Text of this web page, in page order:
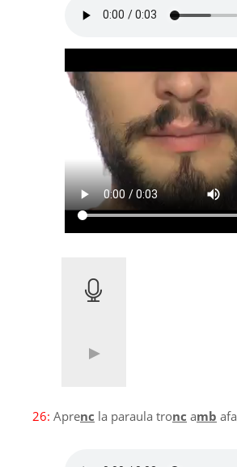
26: Aprenc la paraula tronc amb afa